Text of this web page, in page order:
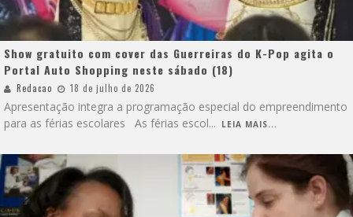
Show gratuito com cover das Guerreiras do K-Pop agita o
Portal Auto Shopping neste sábado (18)
Redacao 18 de julho de 2026
Apresentação integra a programação especial do empreendimento
para as férias escolares As férias escol... LEIA MAIS...